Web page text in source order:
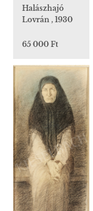
Halászhajó
Lovrán , 1930
65 000 Ft